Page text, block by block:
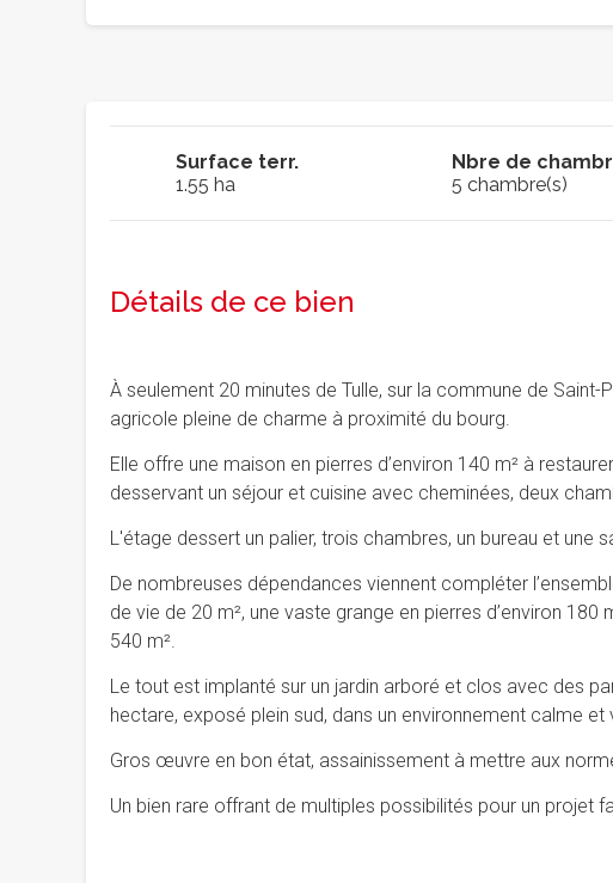
Surface terr.
1.55 ha
Nbre de
5 chambre(s)
Détails de ce bien
À seulement 20 minutes de Tulle, sur la commune de
agricole pleine de charme à proximité du bourg.
Elle offre une maison en pierres d’environ 140 m² à
desservant un séjour et cuisine avec cheminées, deux
L'étage dessert un palier, trois chambres, un bureau et une
De nombreuses dépendances viennent compléter
de vie de 20 m², une vaste grange en pierres d’environ 180
540 m².
Le tout est implanté sur un jardin arboré et clos avec des
hectare, exposé plein sud, dans un environnement calme et
Gros œuvre en bon état, assainissement à mettre aux
Un bien rare offrant de multiples possibilités pour un projet